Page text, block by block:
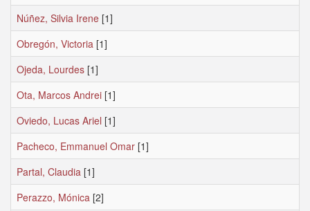
Núñez, Silvia Irene [1]
Obregón, Victoria [1]
Ojeda, Lourdes [1]
Ota, Marcos Andrei [1]
Oviedo, Lucas Ariel [1]
Pacheco, Emmanuel Omar [1]
Partal, Claudia [1]
Perazzo, Mónica [2]